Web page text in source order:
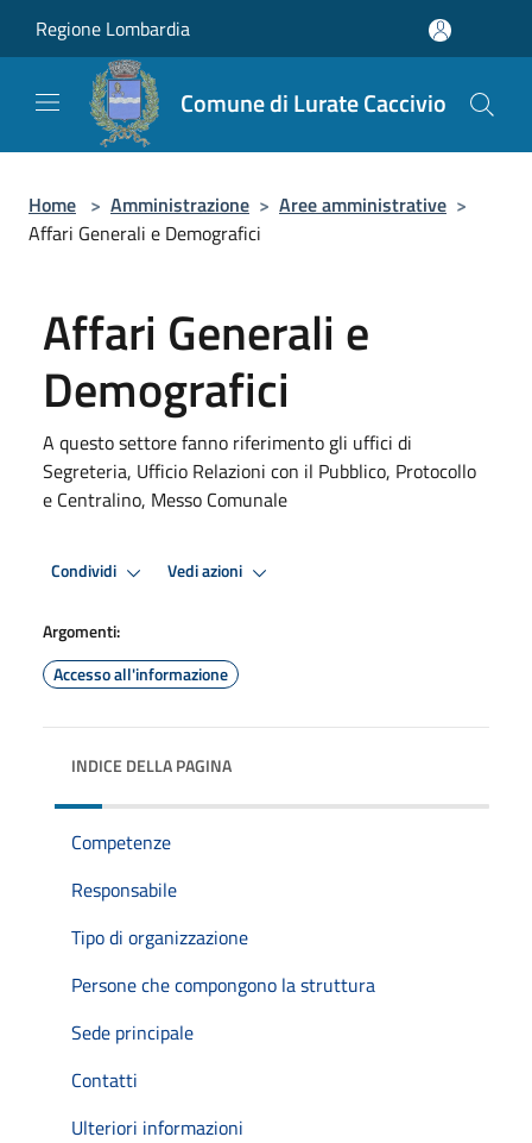
Regione Lombardia
Comune di Lurate Caccivio
Home > Amministrazione > Aree amministrative >
Affari Generali e Demografici
Affari Generali e
Demografici
A questo settore fanno riferimento gli uffici di
Segreteria, Ufficio Relazioni con il Pubblico, Protocollo
e Centralino, Messo Comunale
Condividi Vedi azioni
Argomenti:
Accesso all'informazione
INDICE DELLA PAGINA
Competenze
Responsabile
Tipo di organizzazione
Persone che compongono la struttura
Sede principale
Contatti
Ulteriori informazioni